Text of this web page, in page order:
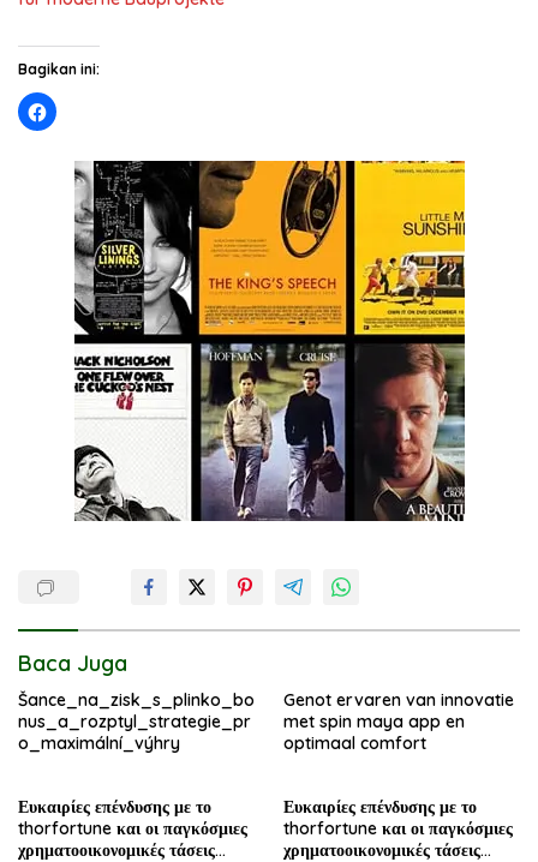
Bagikan ini:
Baca Juga
Šance_na_zisk_s_plinko_bo
nus_a_rozptyl_strategie_pr
o_maximální_výhry
Genot ervaren van innovatie
met spin maya app en
optimaal comfort
Ευκαιρίες επένδυσης με το
thorfortune και οι παγκόσμιες
χρηματοοικονομικές τάσεις
Ευκαιρίες επένδυσης με το
thorfortune και οι παγκόσμιες
χρηματοοικονομικές τάσεις